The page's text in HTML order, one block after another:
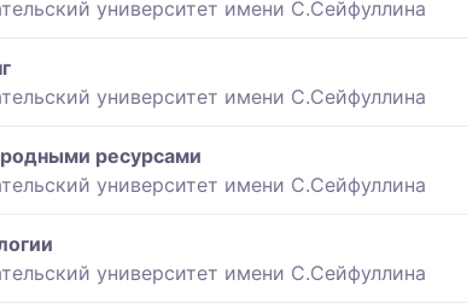
университет имени С.Сейфуллина
университет имени С.Сейфуллина
ресурсами
университет имени С.Сейфуллина
университет имени С.Сейфуллина